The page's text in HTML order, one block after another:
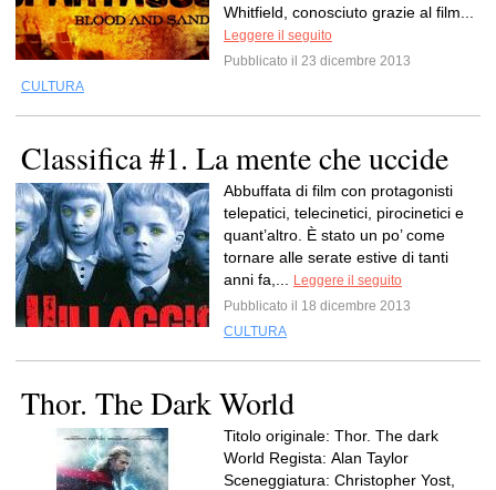
Whitfield, conosciuto grazie al film...
Leggere il seguito
Pubblicato il 23 dicembre 2013
CULTURA
Classifica #1. La mente che uccide
Abbuffata di film con protagonisti
telepatici, telecinetici, pirocinetici e
quant’altro. È stato un po’ come
tornare alle serate estive di tanti
anni fa,...
Leggere il seguito
Pubblicato il 18 dicembre 2013
CULTURA
Thor. The Dark World
Titolo originale: Thor. The dark
World Regista: Alan Taylor
Sceneggiatura: Christopher Yost,